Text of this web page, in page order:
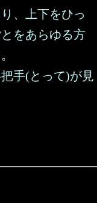
、上下をひっ
をあらゆる方
手(とって)が見